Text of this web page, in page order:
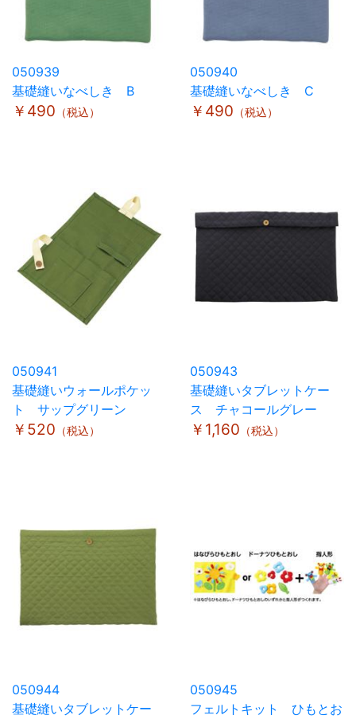
050939
基礎縫いなべしき B
￥490 （税込）
050940
基礎縫いなべしき C
￥490 （税込）
050941
基礎縫いウォールポケッ
ト サップグリーン
￥520 （税込）
050943
基礎縫いタブレットケー
ス チャコールグレー
￥1,160 （税込）
050944
基礎縫いタブレットケー
050945
フェルトキット ひもとお